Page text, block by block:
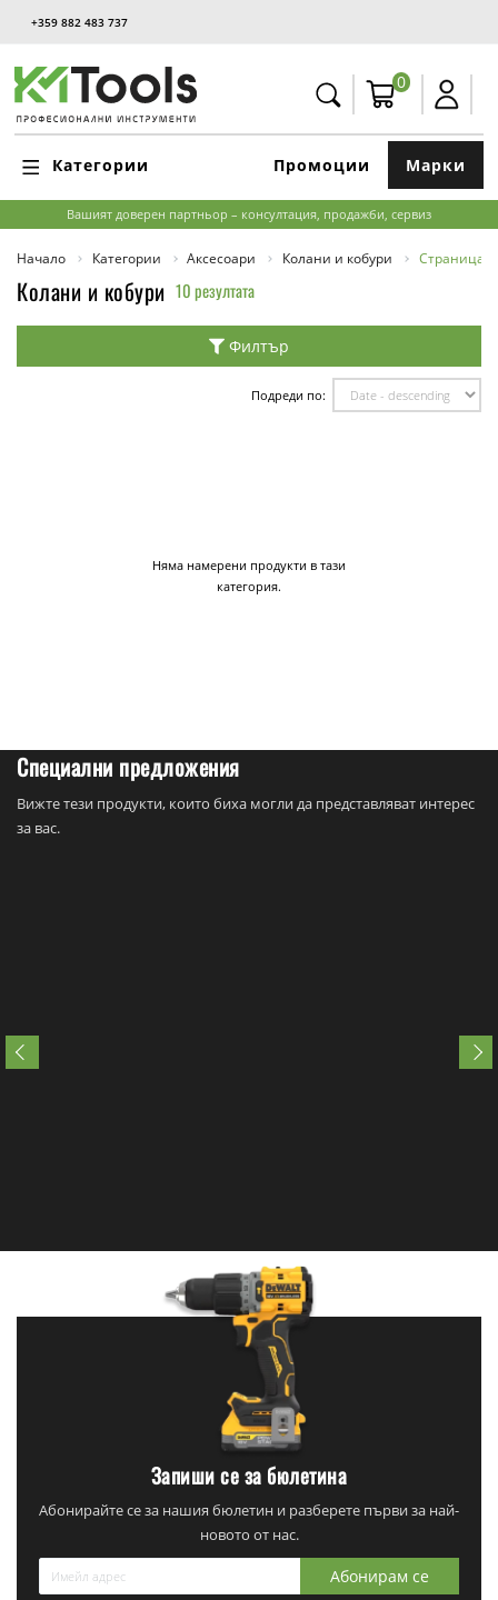
+359 882 483 737
0
Категории Марки
Промоции
Вашият доверен партньор – консултация, продажби, сервиз
Начало Категории Аксесоари Колани и кобури Страница 2
Колани и кобури 10 резултата
Филтър
Подреди по:
Няма намерени продукти в тази
категория.
Специални предложения
Вижте тези продукти, които биха могли да представляват интерес
за вас.
Запиши се за бюлетина
Абонирайте се за нашия бюлетин и разберете първи за най-
новото от нас.
Абонирам се